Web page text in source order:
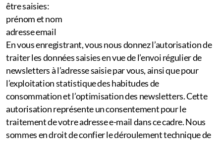
être saisies:
prénom et nom
adresse email
En vous enregistrant, vous nous donnez l’autorisation de
traiter les données saisies en vue de l’envoi régulier de
newsletters à l’adresse saisie par vous, ainsi que pour
l’exploitation statistique des habitudes de
consommation et l’optimisation des newsletters. Cette
autorisation représente un consentement pour le
traitement de votre adresse e-mail dans ce cadre. Nous
sommes en droit de confier le déroulement technique de